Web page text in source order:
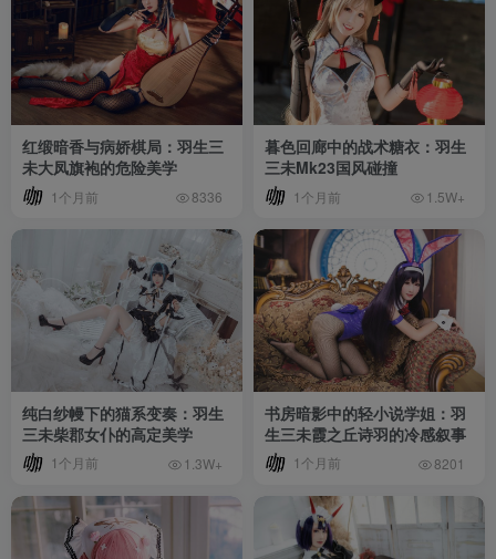
红缎暗香与病娇棋局：羽生三
未大凤旗袍的危险美学
1个月前 8336
暮色回廊中的战术糖衣：羽生
三未Mk23国风碰撞
1个月前 1.5W+
纯白纱幔下的猫系变奏：羽生
三未柴郡女仆的高定美学
1个月前 1.3W+
书房暗影中的轻小说学姐：羽
生三未霞之丘诗羽的冷感叙事
1个月前 8201